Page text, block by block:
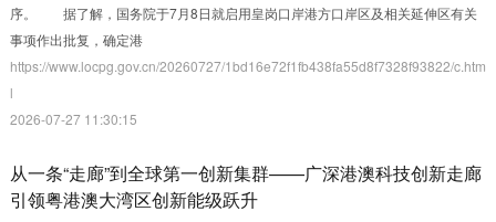
序。 据了解，国务院于7月8日就启用皇岗口岸港方口岸区及相关延伸区有关
事项作出批复，确定港
https://www.locpg.gov.cn/20260727/1bd16e72f1fb438fa55d8f7328f93822/c.htm
l
2026-07-27 11:30:15
从一条“走廊”到全球第一创新集群——广深港澳科技创新走廊
引领粤港澳大湾区创新能级跃升